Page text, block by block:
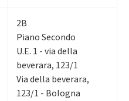
2B
Piano Secondo
U.E. 1 - via della
beverara, 123/1
Via della beverara,
123/1 - Bologna